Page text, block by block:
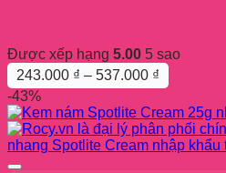
thể.
Các
tùy
chọn
có
thể
được
chọn
Được xếp hạng 5.00 5 sao
243.000 ₫ – 537.000 ₫
giá:
từ
243.000 ₫
đến
537.000 ₫
-43%